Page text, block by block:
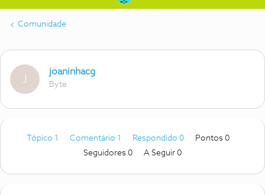
Comunidade
J
joaninhacg
Byte
Tópico 1 Comentário 1 Respondido 0
Pontos 0
Seguidores 0 A Seguir 0